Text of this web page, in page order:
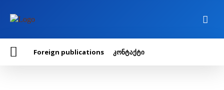
Foreign publications კონტაქტი